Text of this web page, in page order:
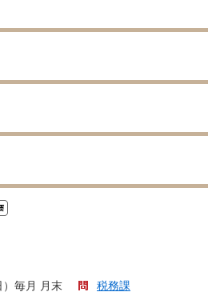
毎月 月末
税務課